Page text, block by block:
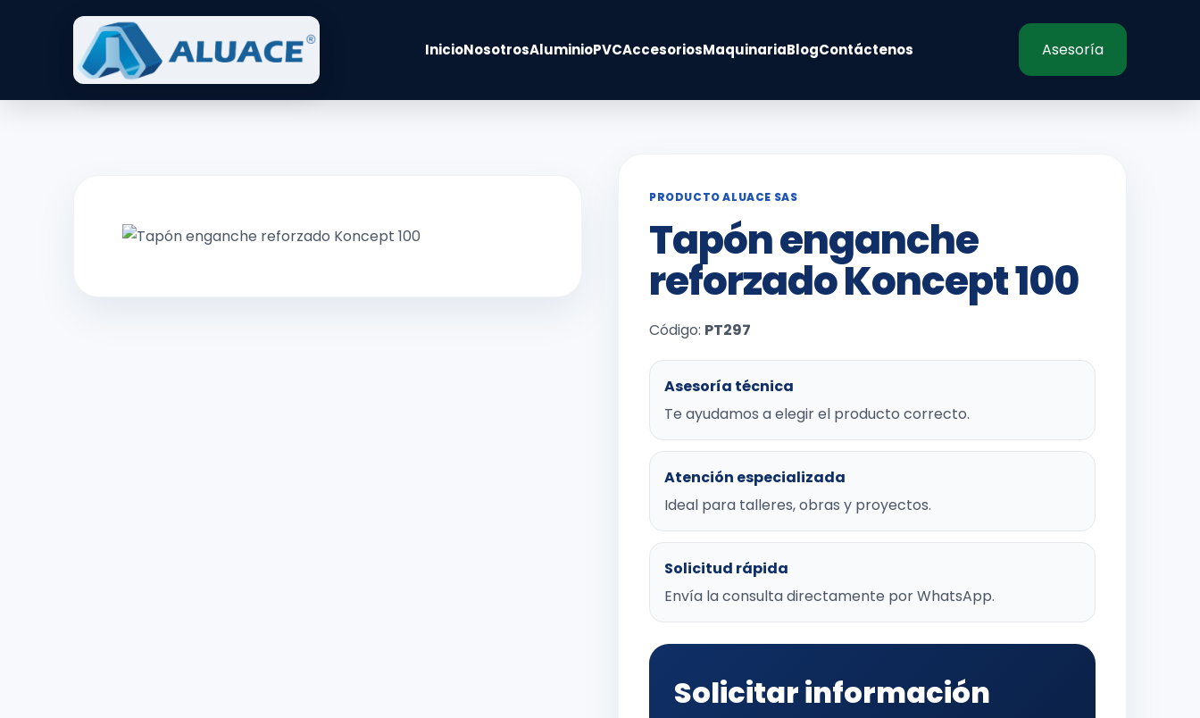
InicioNosotrosAluminioPVCAccesoriosMaquinariaBlogContáctenos Asesoría
PRODUCTO ALUACE SAS
Tapón enganche
reforzado Koncept 100
Código: PT297
Asesoría técnica
Te ayudamos a elegir el producto correcto.
Atención especializada
Ideal para talleres, obras y proyectos.
Solicitud rápida
Envía la consulta directamente por WhatsApp.
Solicitar información